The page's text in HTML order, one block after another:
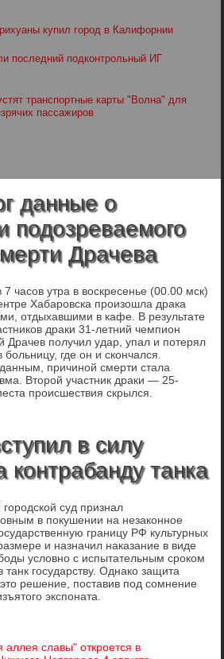
купил город в Калифорнии
последний подконтрольный ИГ
транспортные карты "Волна" для
пассажиров
данные о
подозреваемого
Драчева
часов утра в воскресенье (00.00 мск)
Хабаровска произошла драка
отдыхавшими в кафе. В результате
драки 31-летний чемпион
получил удар, упал и потерял
больницу, где он и скончался.
причиной смерти стала
Второй участник драки — 25-
происшествия скрылся.
в силу
контрабанду танка
суд признал
в покушении на незаконное
границу РФ культурных
и назначил наказание в виде
условно с испытательным сроком
танк государству. Однако защита
решение, поставив под сомнение
экспоната.
славы" откроется в